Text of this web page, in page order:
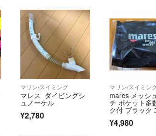
マリン/スイミング
マレス ダイビングシ
ュノーケル
¥2,780
マリン/スイミン
mares メッシ
チ ポケット多
ク付 ブラック
¥4,980